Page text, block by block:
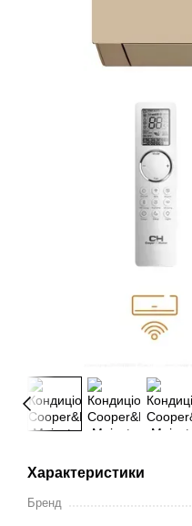
Характеристики
Бренд